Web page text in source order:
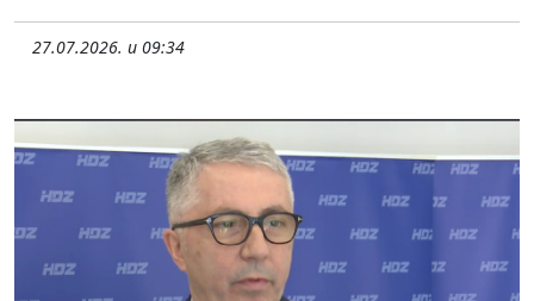
27.07.2026. u 09:34